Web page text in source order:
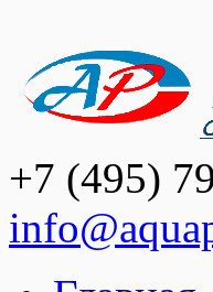
+7 (495)